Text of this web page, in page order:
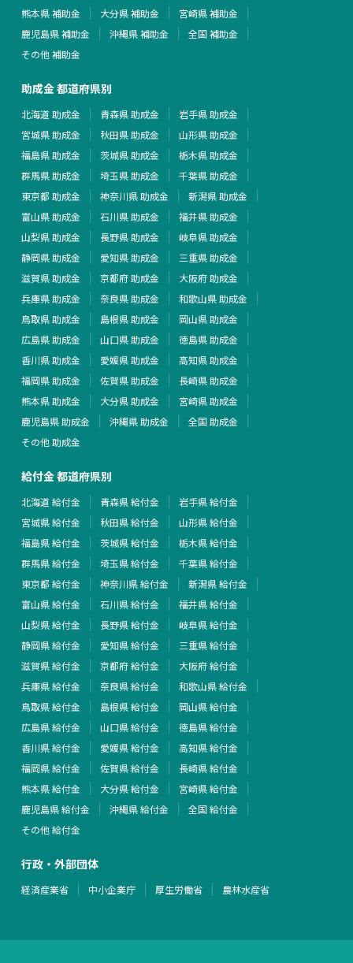
熊本県 補助金
大分県 補助金
宮崎県 補助金
鹿児島県 補助金
沖縄県 補助金
全国 補助金
その他 補助金
助成金 都道府県別
北海道 助成金 青森県 助成金
岩手県 助成金
宮城県 助成金
秋田県 助成金
山形県 助成金
福島県 助成金
茨城県 助成金
栃木県 助成金
群馬県 助成金
埼玉県 助成金
千葉県 助成金
東京都 助成金
神奈川県 助成金
新潟県 助成金
富山県 助成金
石川県 助成金
福井県 助成金
山梨県 助成金
長野県 助成金
岐阜県 助成金
静岡県 助成金
愛知県 助成金
三重県 助成金
滋賀県 助成金
京都府 助成金
大阪府 助成金
兵庫県 助成金
奈良県 助成金
和歌山県 助成金
鳥取県 助成金
島根県 助成金
岡山県 助成金
広島県 助成金
山口県 助成金
徳島県 助成金
香川県 助成金
愛媛県 助成金
高知県 助成金
福岡県 助成金
佐賀県 助成金
長崎県 助成金
熊本県 助成金
大分県 助成金
宮崎県 助成金
鹿児島県 助成金
沖縄県 助成金
全国 助成金
その他 助成金
給付金 都道府県別
北海道 給付金 青森県 給付金
岩手県 給付金
宮城県 給付金
秋田県 給付金
山形県 給付金
福島県 給付金
茨城県 給付金
栃木県 給付金
群馬県 給付金
埼玉県 給付金
千葉県 給付金
東京都 給付金
神奈川県 給付金
新潟県 給付金
富山県 給付金
石川県 給付金
福井県 給付金
山梨県 給付金
長野県 給付金
岐阜県 給付金
静岡県 給付金
愛知県 給付金
三重県 給付金
滋賀県 給付金
京都府 給付金
大阪府 給付金
兵庫県 給付金
奈良県 給付金
和歌山県 給付金
鳥取県 給付金
島根県 給付金
岡山県 給付金
広島県 給付金
山口県 給付金
徳島県 給付金
香川県 給付金
愛媛県 給付金
高知県 給付金
福岡県 給付金
佐賀県 給付金
長崎県 給付金
熊本県 給付金
大分県 給付金
宮崎県 給付金
鹿児島県 給付金
沖縄県 給付金
全国 給付金
その他 給付金
行政・外部団体
経済産業省 中小企業庁 厚生労働省 農林水産省